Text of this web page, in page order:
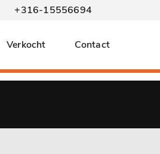
+316-15556694
Verkocht Contact